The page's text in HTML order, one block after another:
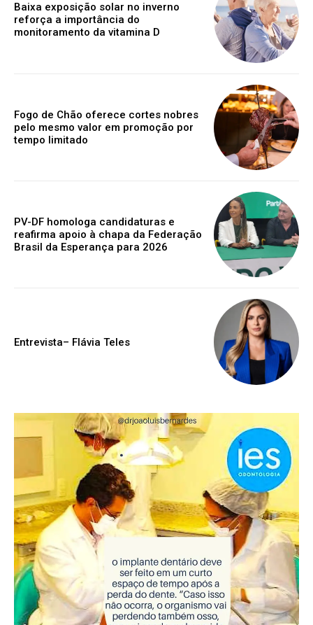
Baixa exposição solar no inverno
reforça a importância do
monitoramento da vitamina D
Fogo de Chão oferece cortes nobres
pelo mesmo valor em promoção por
tempo limitado
PV-DF homologa candidaturas e
reafirma apoio à chapa da Federação
Brasil da Esperança para 2026
Entrevista– Flávia Teles